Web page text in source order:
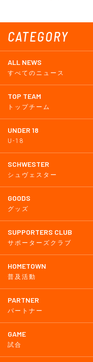
CATEGORY
ALL NEWS
すべてのニュース
TOP TEAM
トップチーム
UNDER 18
U-18
SCHWESTER
シュヴェスター
GOODS
グッズ
SUPPORTERS CLUB
サポーターズクラブ
HOMETOWN
普及活動
PARTNER
パートナー
GAME
試合